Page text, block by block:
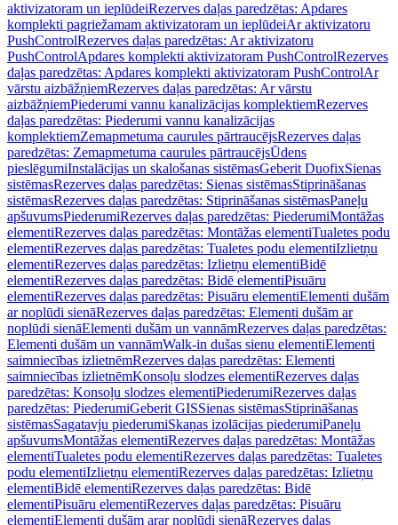
aktivizatoram un ieplūdeiRezerves daļas paredzētas: Apdares
komplekti pagriežamam aktivizatoram un ieplūdeiAr aktivizatoru
PushControlRezerves daļas paredzētas: Ar aktivizatoru
PushControlApdares komplekti aktivizatoram PushControlRezerves
daļas paredzētas: Apdares komplekti aktivizatoram PushControlAr
vārstu aizbāžņiemRezerves daļas paredzētas: Ar vārstu
aizbāžņiemPiederumi vannu kanalizācijas komplektiemRezerves
daļas paredzētas: Piederumi vannu kanalizācijas
komplektiemZemapmetuma caurules pārtraucējsRezerves daļas
paredzētas: Zemapmetuma caurules pārtraucējsŪdens
pieslēgumiInstalācijas un skalošanas sistēmasGeberit DuofixSienas
sistēmasRezerves daļas paredzētas: Sienas sistēmasStiprināšanas
sistēmasRezerves daļas paredzētas: Stiprināšanas sistēmasPaneļu
apšuvumsPiederumiRezerves daļas paredzētas: PiederumiMontāžas
elementiRezerves daļas paredzētas: Montāžas elementiTualetes podu
elementiRezerves daļas paredzētas: Tualetes podu elementiIzlietņu
elementiRezerves daļas paredzētas: Izlietņu elementiBidē
elementiRezerves daļas paredzētas: Bidē elementiPisuāru
elementiRezerves daļas paredzētas: Pisuāru elementiElementi dušām
ar noplūdi sienāRezerves daļas paredzētas: Elementi dušām ar
noplūdi sienāElementi dušām un vannāmRezerves daļas paredzētas:
Elementi dušām un vannāmWalk-in dušas sienu elementiElementi
saimniecības izlietnēmRezerves daļas paredzētas: Elementi
saimniecības izlietnēmKonsoļu slodzes elementiRezerves daļas
paredzētas: Konsoļu slodzes elementiPiederumiRezerves daļas
paredzētas: PiederumiGeberit GISSienas sistēmasStiprināšanas
sistēmasSagatavju piederumiSkaņas izolācijas piederumiPaneļu
apšuvumsMontāžas elementiRezerves daļas paredzētas: Montāžas
elementiTualetes podu elementiRezerves daļas paredzētas: Tualetes
podu elementiIzlietņu elementiRezerves daļas paredzētas: Izlietņu
elementiBidē elementiRezerves daļas paredzētas: Bidē
elementiPisuāru elementiRezerves daļas paredzētas: Pisuāru
elementiElementi dušām arar noplūdi sienāRezerves daļas